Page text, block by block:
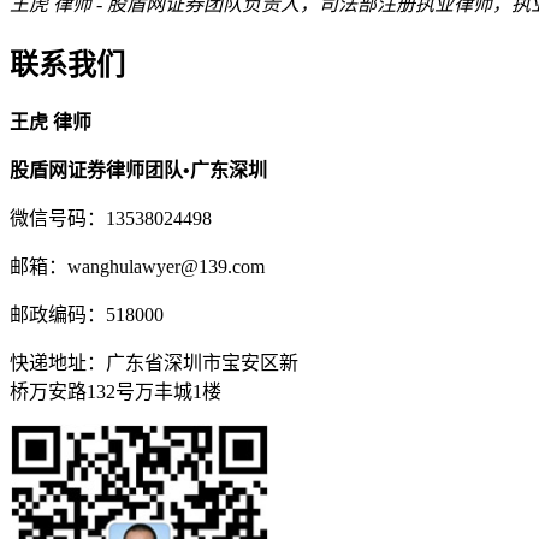
联系我们
王虎 律师
股盾网证券律师团队•广东深圳
微信号码：13538024498
邮箱：wanghulawyer@139.com
邮政编码：518000
快递地址：广东省深圳市宝安区新
桥万安路132号万丰城1楼